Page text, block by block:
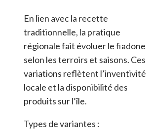
En lien avec la recette
traditionnelle, la pratique
régionale fait évoluer le fiadone
selon les terroirs et saisons. Ces
variations reflètent l’inventivité
locale et la disponibilité des
produits sur l’île.
Types de variantes :